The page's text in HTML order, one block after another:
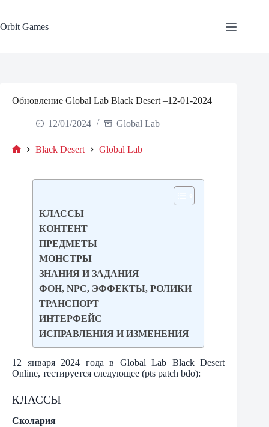
content
Orbit Games
Обновление Global Lab Black Desert –12-01-2024
12/01/2024 Global Lab
Black Desert Global Lab
КЛАССЫ
КОНТЕНТ
ПРЕДМЕТЫ
МОНСТРЫ
ЗНАНИЯ И ЗАДАНИЯ
ФОН, NPC, ЭФФЕКТЫ, РОЛИКИ
ТРАНСПОРТ
ИНТЕРФЕЙС
ИСПРАВЛЕНИЯ И ИЗМЕНЕНИЯ
12 января 2024 года в Global Lab Black Desert
Online, тестируется следующее (pts patch bdo):
КЛАССЫ
Сколария